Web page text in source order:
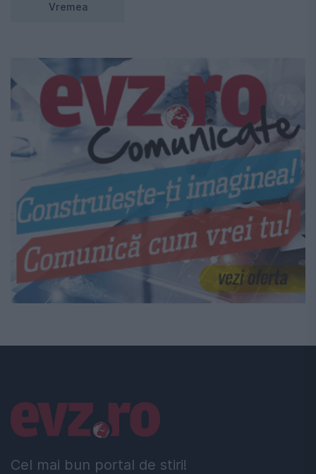
Vremea
Cel mai bun portal de stiri!
Linkuri utile